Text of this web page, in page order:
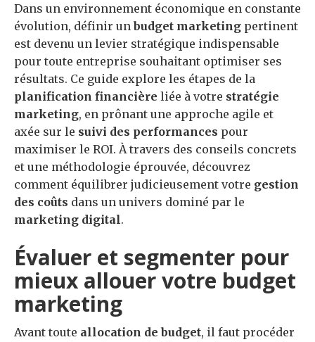
Dans un environnement économique en constante
évolution, définir unbudget marketing pertinent
est devenu un levier stratégique indispensable
pour toute entreprise souhaitant optimiser ses
résultats. Ce guide explore les étapes de la
planification financière liée à votre stratégie
marketing, en prônant une approche agile et
axée sur le suivi des performances pour
maximiser le ROI. À travers des conseils concrets
et une méthodologie éprouvée, découvrez
comment équilibrer judicieusement votre gestion
des coûts dans un univers dominé par le
marketing digital.
Évaluer et segmenter pour
mieux allouer votre budget
marketing
Avant toute allocation de budget, il faut procéder